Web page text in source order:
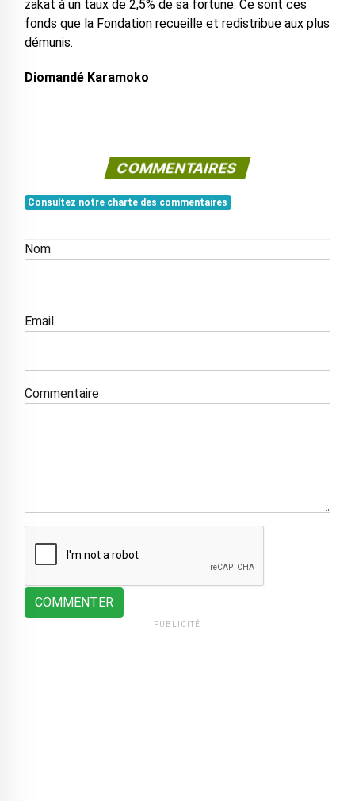
zakat à un taux de 2,5% de sa fortune. Ce sont ces
fonds que la Fondation recueille et redistribue aux plus
démunis.
Diomandé Karamoko
COMMENTAIRES
Consultez notre charte des commentaires
Nom
Email
Commentaire
COMMENTER
PUBLICITÉ